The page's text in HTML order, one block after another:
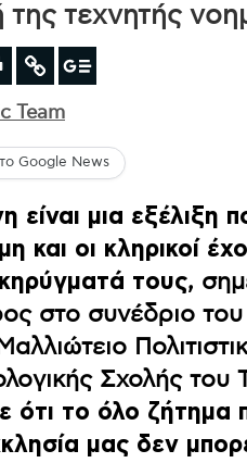
της τεχνητής
Team
Google News
είναι μια εξέλιξη
και οι κληρικοί
τους,
στο συνέδριο
Σχολής
ότι το όλο ζήτημα
μας δεν